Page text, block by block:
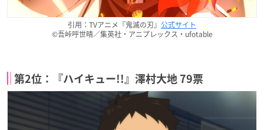
引用：TVアニメ『鬼滅の刃』 公式サイト
©吾峠呼世晴／集英社・アニプレックス・ufotable
第2位：『ハイキュー!!』澤村大地 79票